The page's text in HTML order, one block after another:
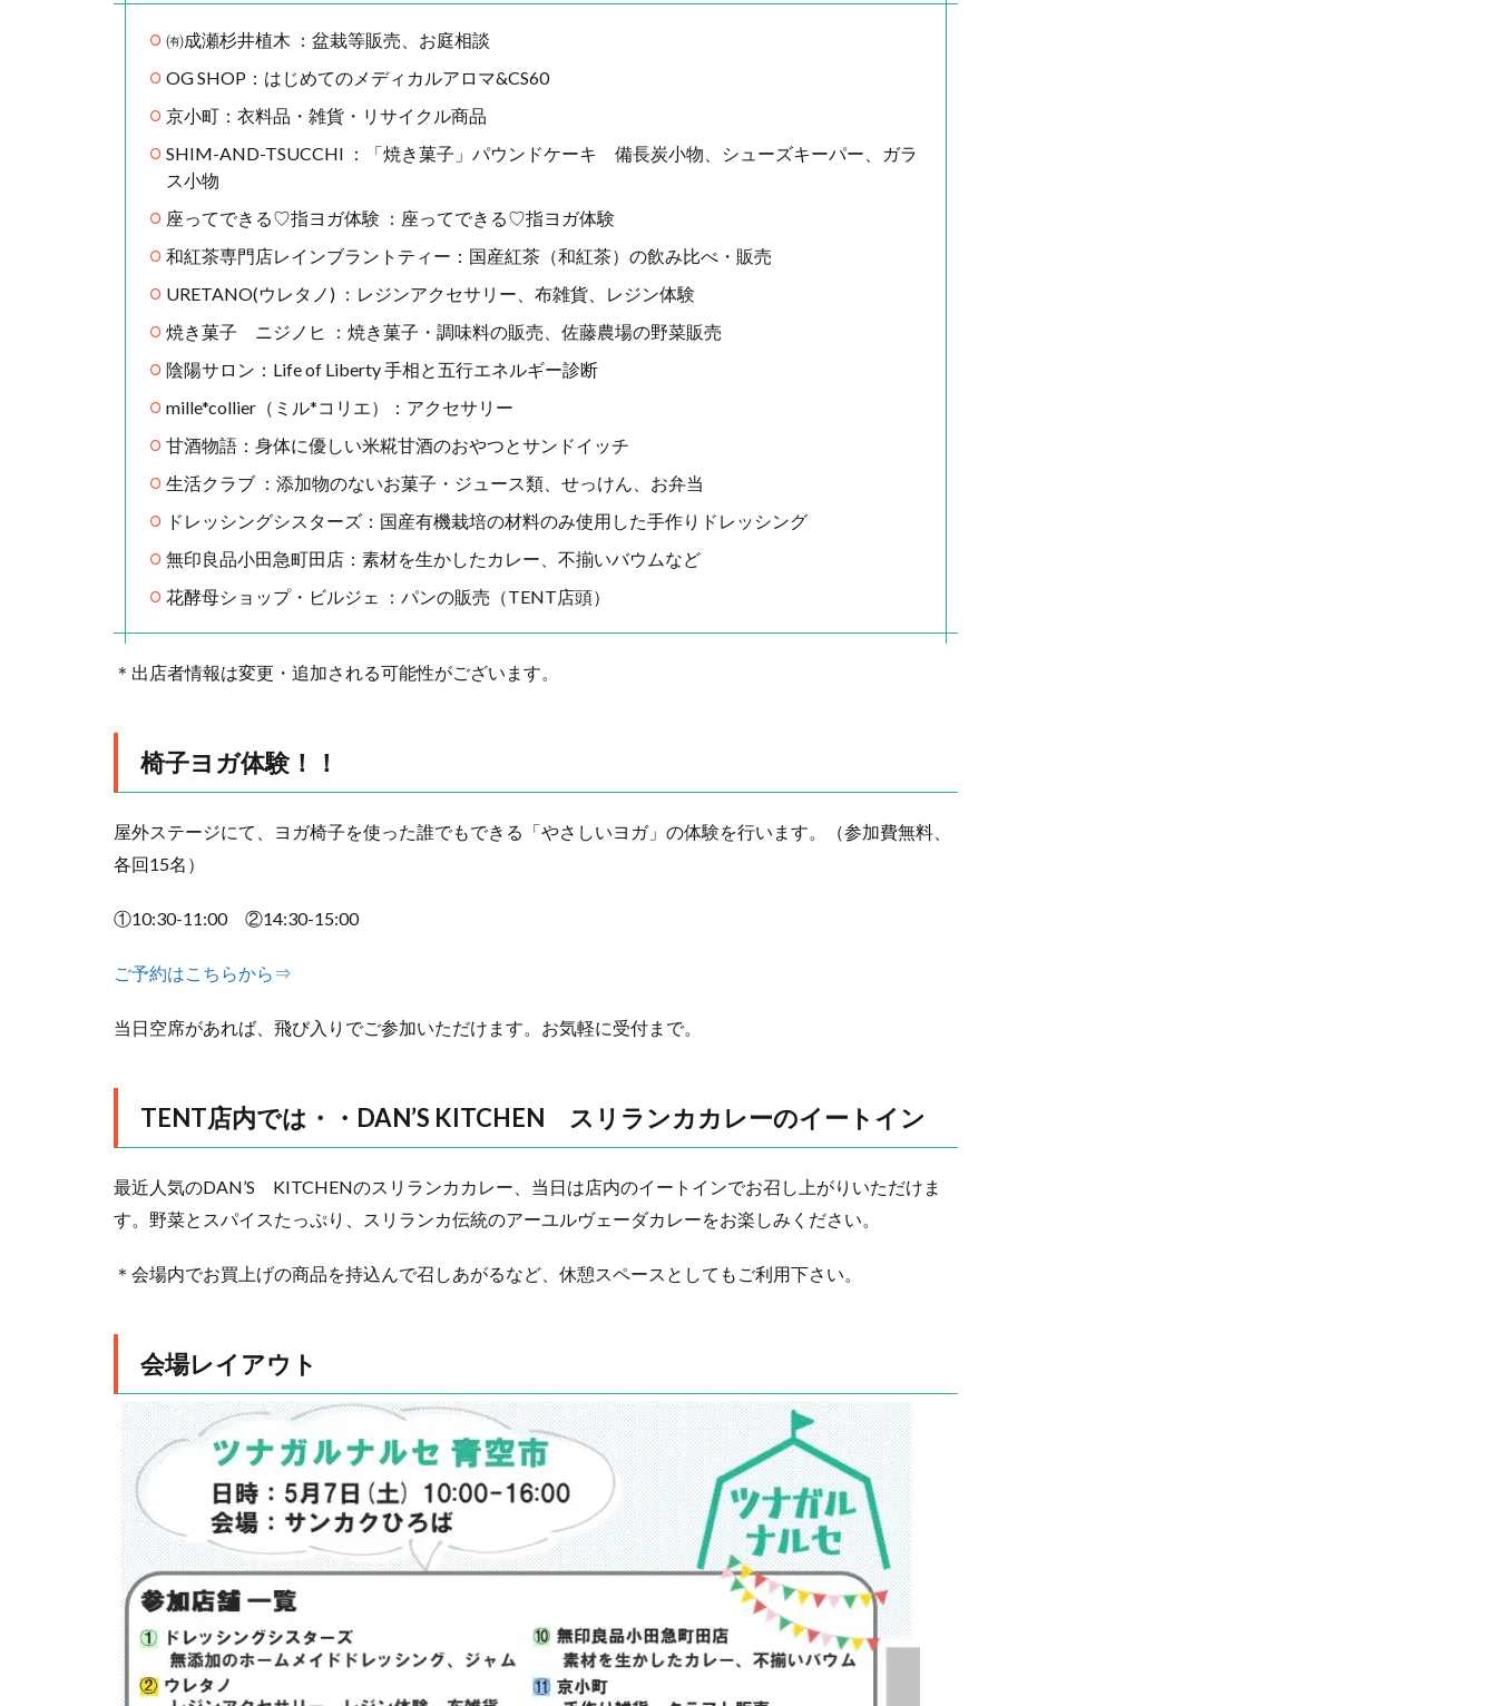
㈲成瀬杉井植木 ：盆栽等販売、お庭相談
OG SHOP：はじめてのメディカルアロマ&CS60
京小町：衣料品・雑貨・リサイクル商品
SHIM-AND-TSUCCHI ：「焼き菓子」パウンドケーキ 備長炭小物、シューズキーパー、ガラ
ス小物
座ってできる♡指ヨガ体験 ：座ってできる♡指ヨガ体験
和紅茶専門店レインブラントティー：国産紅茶（和紅茶）の飲み比べ・販売
URETANO(ウレタノ) ：レジンアクセサリー、布雑貨、レジン体験
焼き菓子 ニジノヒ ：焼き菓子・調味料の販売、佐藤農場の野菜販売
陰陽サロン：Life of Liberty 手相と五行エネルギー診断
mille*collier（ミル*コリエ）：アクセサリー
甘酒物語：身体に優しい米糀甘酒のおやつとサンドイッチ
生活クラブ ：添加物のないお菓子・ジュース類、せっけん、お弁当
ドレッシングシスターズ：国産有機栽培の材料のみ使用した手作りドレッシング
無印良品小田急町田店：素材を生かしたカレー、不揃いバウムなど
花酵母ショップ・ビルジェ ：パンの販売（TENT店頭）
＊出店者情報は変更・追加される可能性がございます。
椅子ヨガ体験！！
屋外ステージにて、ヨガ椅子を使った誰でもできる「やさしいヨガ」の体験を行います。（参加費無料、
各回15名）
①10:30-11:00 ②14:30-15:00
ご予約はこちらから⇒
当日空席があれば、飛び入りでご参加いただけます。お気軽に受付まで。
TENT店内では・・DAN’S KITCHEN スリランカカレーのイートイン
最近人気のDAN’S KITCHENのスリランカカレー、当日は店内のイートインでお召し上がりいただけま
す。野菜とスパイスたっぷり、スリランカ伝統のアーユルヴェーダカレーをお楽しみください。
＊会場内でお買上げの商品を持込んで召しあがるなど、休憩スペースとしてもご利用下さい。
会場レイアウト